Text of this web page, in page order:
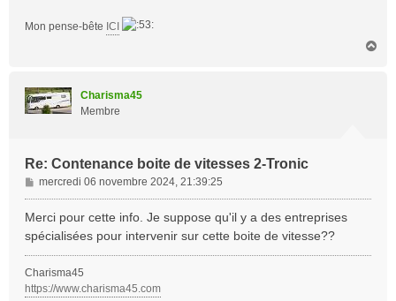
Mon pense-bête ICI
Charisma45
Membre
Re: Contenance boite de vitesses 2-Tronic
M
e
s
e
mercredi 06 novembre 2024, 21:39:25
Merci pour cette info. Je suppose qu'il y a des entreprises
spécialisées pour intervenir sur cette boite de vitesse??
Charisma45
https://www.charisma45.com